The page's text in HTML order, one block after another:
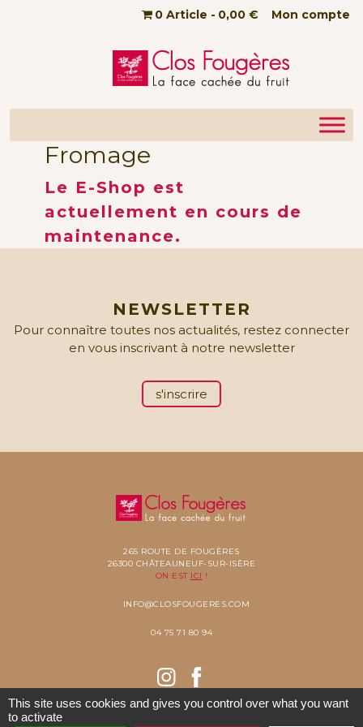
Passer au contenu principal Mon compte
0 Article 0,00 €
Fromage
Le E-Shop est
actuellement en cours de
maintenance.
NEWSLETTER
Pour connaître toutes nos actualités, restez connecter
en vous inscrivant à notre newsletter
s'inscrire
265 ROUTE DE FOUGÈRES
26300 CHÂTEAUNEUF-SUR-ISÈRE
ON EST ICI !
INFO@CLOSFOUGERES.COM
04 75 71 80 94
This site uses cookies and gives you control over what you want
to activate